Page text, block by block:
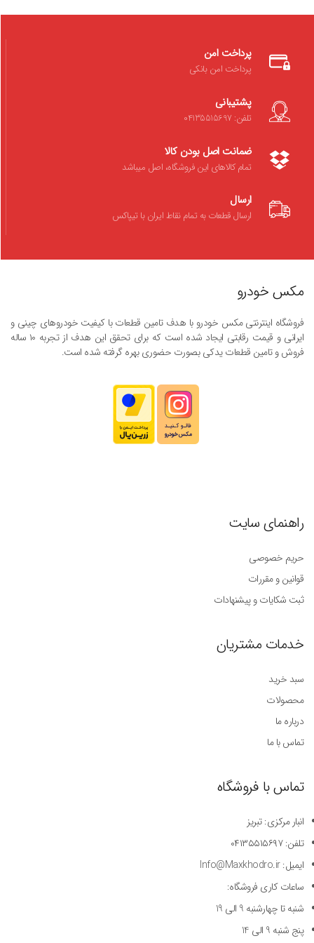
پرداخت امن
پرداخت امن بانکی
پشتیبانی
تلفن: 04135515697
ضمانت اصل بودن کالا
تمام کالاهای این فروشگاه، اصل میباشد
ارسال
ارسال قطعات به تمام نقاط ایران با تیپاکس
مکس خودرو
فروشگاه اینترنتی مکس خودرو با هدف تامین قطعات با کیفیت خودروهای چینی و
ایرانی و قیمت رقابتی ایجاد شده است که برای تحقق این هدف از تجربه ۱۰ ساله
فروش و تامین قطعات یدکی بصورت حضوری بهره گرفته شده است.
راهنمای سایت
حریم خصوصی
قوانین و مقررات
ثبت شکایات و پیشنهادات
خدمات مشتریان
سبد خرید
محصولات
درباره ما
تماس با ما
تماس با فروشگاه
انبار مرکزی: تبریز
تلفن: ۰۴۱۳۵۵۱۵۶۹۷
ایمیل: Info@Maxkhodro.ir
ساعات کاری فروشگاه:
شنبه تا چهارشنبه 9 الی 19
پنج شنبه 9 الی 14